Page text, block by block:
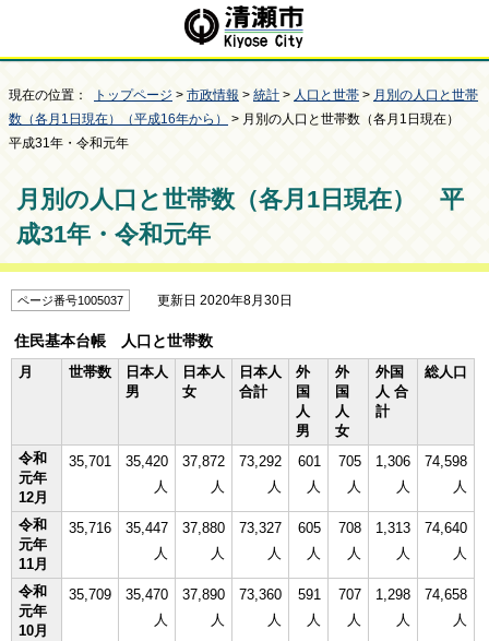
現在の位置： トップページ > 市政情報 > 統計 > 人口と世帯 > 月別の人口と世帯
数（各月1日現在）（平成16年から）
> 月別の人口と世帯数（各月1日現在）
平成31年・令和元年
月別の人口と世帯数（各月1日現在） 平
成31年・令和元年
ページ番号1005037 更新日 2020年8月30日
住民基本台帳 人口と世帯数
月
世帯数
日本人
男
日本人
女
日本人
合計
外
国
人
男
外
国
人
女
外国
人 合
計
総人口
令和
元年
12月
35,701
35,420
人
37,872
人
73,292
人
601
人
705
人
1,306
人
74,598
人
令和
元年
11月
35,716
35,447
人
37,880
人
73,327
人
605
人
708
人
1,313
人
74,640
人
令和
元年
10月
35,709
35,470
人
37,890
人
73,360
人
591
人
707
人
1,298
人
74,658
人